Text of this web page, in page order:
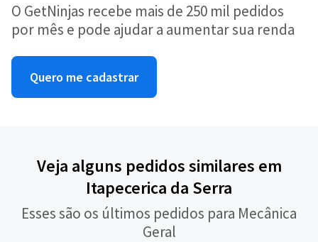
O GetNinjas recebe mais de 250 mil pedidos
por mês e pode ajudar a aumentar sua renda
Quero me cadastrar
Veja alguns pedidos similares em
Itapecerica da Serra
Esses são os últimos pedidos para Mecânica
Geral